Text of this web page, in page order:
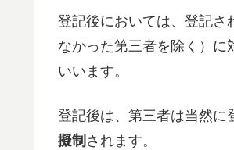
登記後においては、登記さ
なかった第三者を除く）に
いいます。
登記後は、第三者は当然に
擬制 されます。